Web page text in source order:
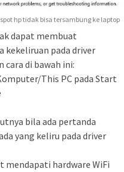
hp tidak bisa tersambung ke laptop
dapat membuat
kekeliruan pada driver
cara di bawah ini:
This PC pada Start
bila ada pertanda
yang keliru pada driver
mendapati hardware WiFi